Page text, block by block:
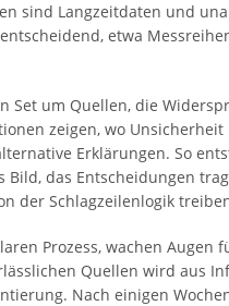
sind Langzeitdaten und
etwa
Set um Quellen, die
zeigen, wo
Erklärungen. So
Bild, das Entscheidungen
der Schlagzeilenlogik
Prozess, wachen Augen
Quellen wird aus
Nach einigen